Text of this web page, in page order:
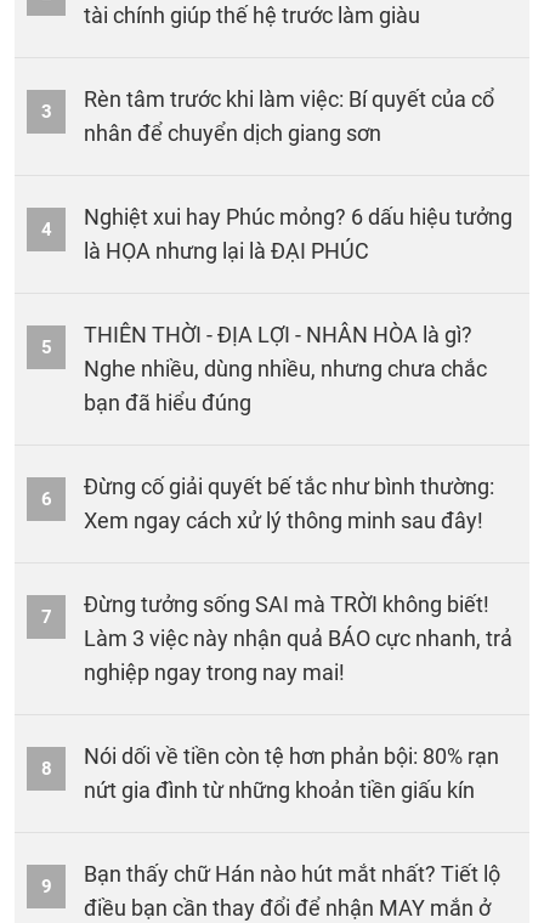
tài chính giúp thế hệ trước làm giàu
3
Rèn tâm trước khi làm việc: Bí quyết của cổ
nhân để chuyển dịch giang sơn
4
Nghiệt xui hay Phúc mỏng? 6 dấu hiệu tưởng
là HỌA nhưng lại là ĐẠI PHÚC
5
THIÊN THỜI - ĐỊA LỢI - NHÂN HÒA là gì?
Nghe nhiều, dùng nhiều, nhưng chưa chắc
bạn đã hiểu đúng
6
Đừng cố giải quyết bế tắc như bình thường:
Xem ngay cách xử lý thông minh sau đây!
7
Đừng tưởng sống SAI mà TRỜI không biết!
Làm 3 việc này nhận quả BÁO cực nhanh, trả
nghiệp ngay trong nay mai!
8
Nói dối về tiền còn tệ hơn phản bội: 80% rạn
nứt gia đình từ những khoản tiền giấu kín
9
Bạn thấy chữ Hán nào hút mắt nhất? Tiết lộ
điều bạn cần thay đổi để nhận MAY mắn ở